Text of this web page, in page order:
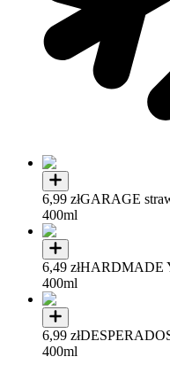
6,99 złGARAGE
400ml
6,49 złHARDMADE
400ml
6,99 zł
400ml